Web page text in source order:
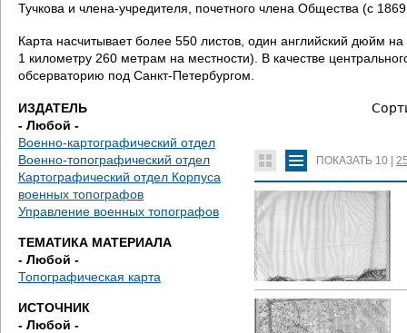
з
д
с
ь
Тучкова и члена-учредителя, почетного члена Общества (с
Карта насчитывает более 550 листов, один английский дюйм
1 километру 260 метрам на местности). В качестве
обсерваторию под Санкт-Петербургом.
ИЗДАТЕЛЬ
- Любой -
Военно-картографический отдел
Военно-топографический отдел
Картографический отдел Корпуса
военных топографов
Управление военных топографов
ТЕМАТИКА МАТЕРИАЛА
- Любой -
Топографическая карта
ИСТОЧНИК
- Любой -
ПОКАЗАТЬ 10 |